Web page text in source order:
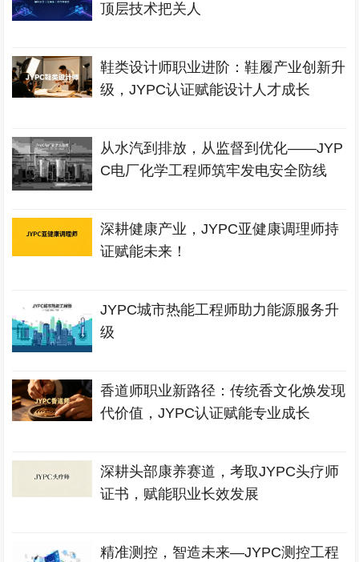
顶层技术把关人
鞋类设计师职业进阶：鞋履产业创新升
级，JYPC认证赋能设计人才成长
从水汽到排放，从监督到优化——JYP
C电厂化学工程师筑牢发电安全防线
深耕健康产业，JYPC亚健康调理师持
证赋能未来！
JYPC城市热能工程师助力能源服务升
级
香道师职业新路径：传统香文化焕发现
代价值，JYPC认证赋能专业成长
深耕头部康养赛道，考取JYPC头疗师
证书，赋能职业长效发展
精准测控，智造未来—JYPC测控工程